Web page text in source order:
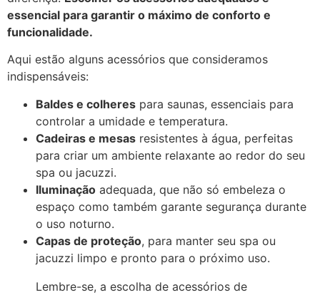
essencial para garantir o máximo de conforto e
funcionalidade.
Aqui estão alguns acessórios que consideramos
indispensáveis:
Baldes e colheres para saunas, essenciais para
controlar a umidade e temperatura.
Cadeiras e mesas resistentes à água, perfeitas
para criar um ambiente relaxante ao redor do seu
spa ou jacuzzi.
Iluminação adequada, que não só embeleza o
espaço como também garante segurança durante
o uso noturno.
Capas de proteção, para manter seu spa ou
jacuzzi limpo e pronto para o próximo uso.
Lembre-se, a escolha de acessórios de